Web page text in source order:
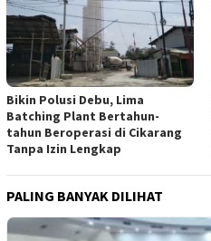
Bikin Polusi Debu, Lima
Batching Plant Bertahun-
tahun Beroperasi di Cikarang
Tanpa Izin Lengkap
PALING BANYAK DILIHAT